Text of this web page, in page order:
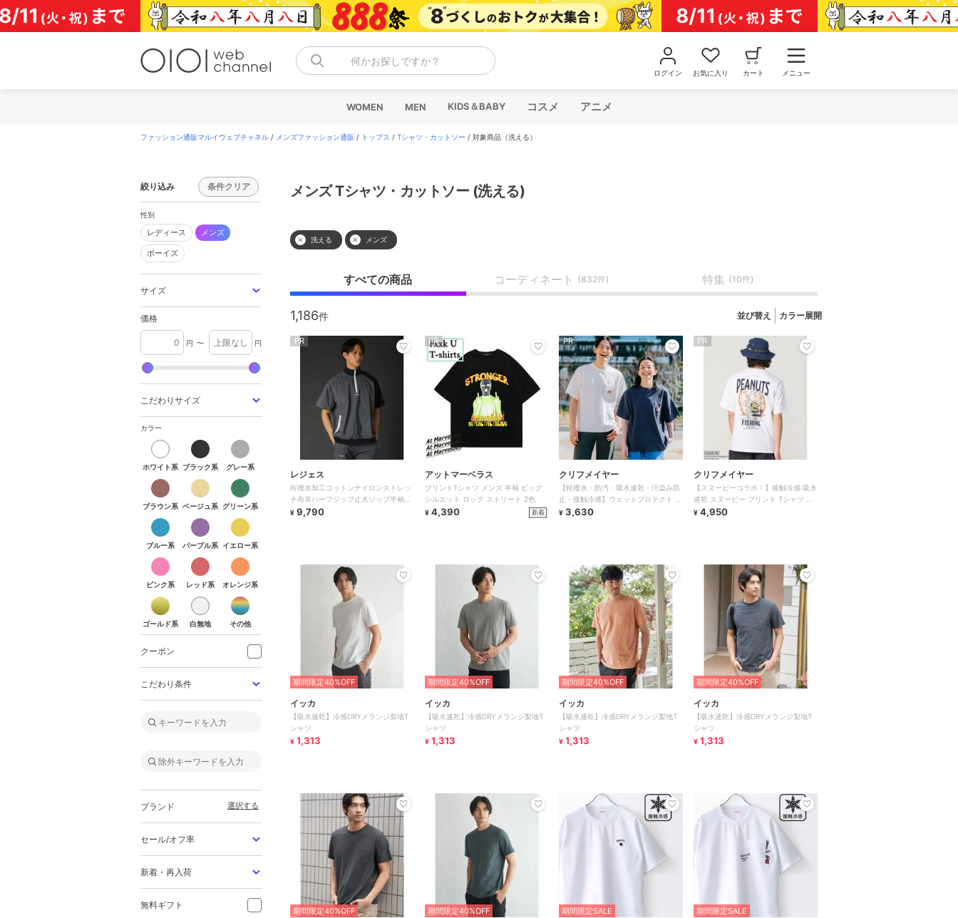
コ
ン
テ
何かお探しですか？
ログイン お気に入り カート メニュー
WOMEN MEN KIDS＆BABY コスメ アニメ
ファッション通販マルイウェブチャネル / メンズファッション通販 / トップス / Tシャツ・カットソー / 対象商品（洗える）
絞り込み 条件クリア
性別
レディース メンズ
ボーイズ
サイズ
価格
円 〜 円
こだわりサイズ
カラー
ホワイト系 ブラック系 グレー系
ブラウン系 ベージュ系 グリーン系
ブルー系 パープル系 イエロー系
ピンク系 レッド系 オレンジ系
ゴールド系 白無地 その他
クーポン
こだわり条件
ブランド 選択する
セール/オフ率
新着・再入荷
無料ギフト
メンズ Tシャツ・カットソー (洗える)
洗える メンズ
すべての商品 コーディネート (832件) 特集 (10件)
1,186 並び替え カラー展開
PR
レジェス
R/撥水加工コットンナイロンストレッ
チ布帛ハーフジップ止水ジップ半袖プ
ルオーバー
¥ 9,790
PR
アットマーベラス
プリントTシャツ メンズ 半袖 ビッグ
シルエット ロック ストリート 2色
¥ 4,390 新着
PR
クリフメイヤー
【軽撥水・防汚・吸水速乾・汗染み防
止・接触冷感】ウェットプロテクト ポ
ケット Tシャツ
¥ 3,630
PR
クリフメイヤー
【スヌーピーコラボ！】接触冷感 吸水
速乾 スヌーピー プリント Tシャツ 半
袖 釣り
¥ 4,950
期間限定40%OFF
イッカ
【吸水速乾】冷感DRYメランジ梨地T
シャツ
¥ 1,313
期間限定40%OFF
イッカ
【吸水速乾】冷感DRYメランジ梨地T
シャツ
¥ 1,313
期間限定40%OFF
イッカ
【吸水速乾】冷感DRYメランジ梨地T
シャツ
¥ 1,313
期間限定40%OFF
イッカ
【吸水速乾】冷感DRYメランジ梨地T
シャツ
¥ 1,313
期間限定40%OFF 期間限定40%OFF 期間限定SALE 期間限定SALE